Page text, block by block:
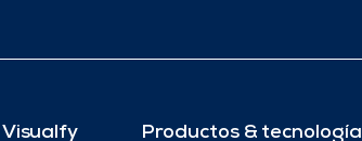
Visualfy Productos & tecnología